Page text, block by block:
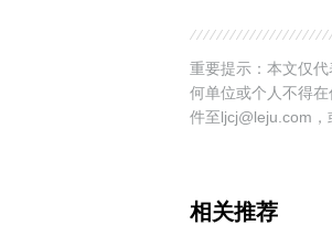
重要提示：本文仅
何单位或个人不得
件至ljcj@leju.com，
相关推荐